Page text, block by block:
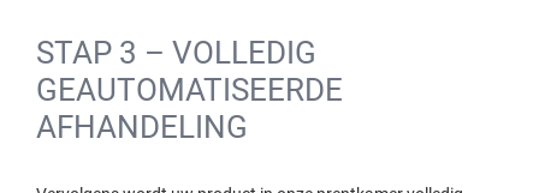
STAP 3 – VOLLEDIG
GEAUTOMATISEERDE
AFHANDELING